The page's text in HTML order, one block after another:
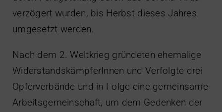
verzögert wurden, bis Herbst dieses Jahres
umgesetzt werden.
Nach dem 2. Weltkrieg gründeten ehemalige
WiderstandskämpferInnen und Verfolgte drei
Opferverbände und in Folge eine gemeinsame
Arbeitsgemeinschaft, um dem Gedenken der